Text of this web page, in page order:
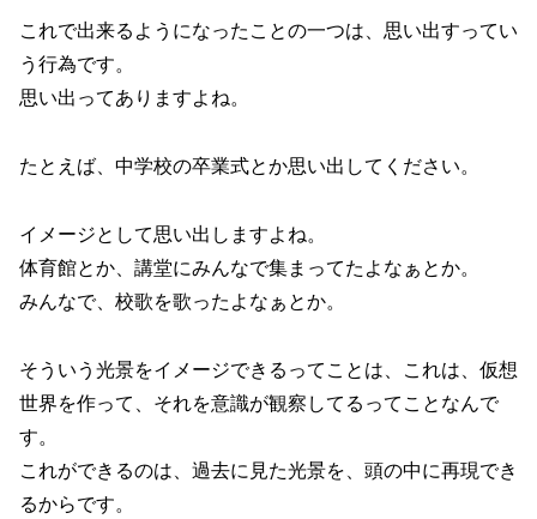
これで出来るようになったことの一つは、思い出すってい
う行為です。
思い出ってありますよね。
たとえば、中学校の卒業式とか思い出してください。
イメージとして思い出しますよね。
体育館とか、講堂にみんなで集まってたよなぁとか。
みんなで、校歌を歌ったよなぁとか。
そういう光景をイメージできるってことは、これは、仮想
世界を作って、それを意識が観察してるってことなんで
す。
これができるのは、過去に見た光景を、頭の中に再現でき
るからです。